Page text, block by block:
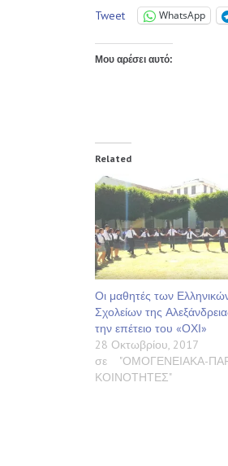
Tweet WhatsApp
Μου αρέσει αυτό:
Related
Οι μαθητές των
Σχολείων της
την επέτειο του «ΟΧΙ»
28 Οκτωβρίου, 2017
σε "ΟΜΟΓΕΝΕΙΑΚΑ-
ΚΟΙΝΟΤΗΤΕΣ"